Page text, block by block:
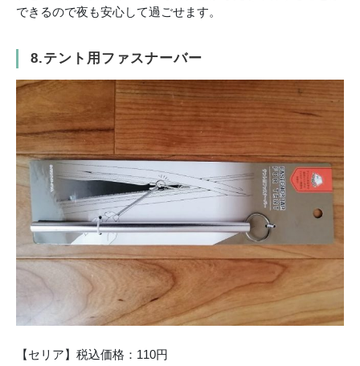
できるので夜も安心して過ごせます。
8.テント用ファスナーバー
【セリア】税込価格：110円